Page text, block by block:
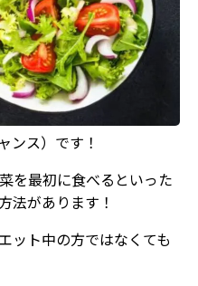
ンス）です！
を最初に食べるといった
法があります！
ット中の方ではなくても